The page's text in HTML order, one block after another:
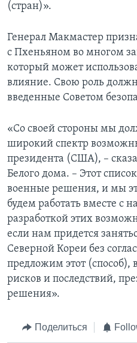
(стран)».
Генерал Макмастер
с Пхеньяном во многом
который может
влияние. Свою роль
введенные Советом
«Со своей стороны мы
широкий спектр
президента (США), –
Белого дома. – Этот
военные решения, и мы
будем работать вместе
разработкой этих
если нам придется
Северной Кореи без
предложим этот
рисков и последствий,
решения».
Поделиться